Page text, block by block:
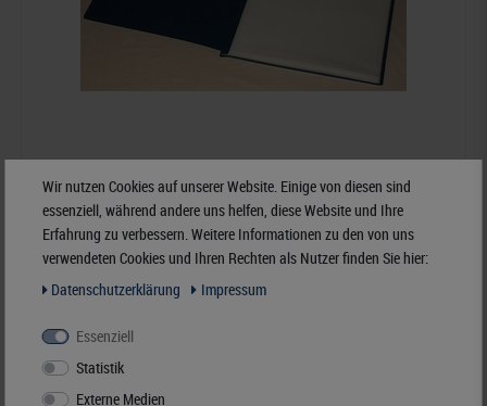
KOBRA-Plakatalbum, 455 x 620 mm
69,90 €*
Best.Nummer K-B9-B
Wir nutzen Cookies auf unserer Website. Einige von diesen sind
essenziell, während andere uns helfen, diese Website und Ihre
Erfahrung zu verbessern. Weitere Informationen zu den von uns
verwendeten Cookies und Ihren Rechten als Nutzer finden Sie hier:
Daten­schutz­erklärung
Impressum
Essenziell
Statistik
Externe Medien